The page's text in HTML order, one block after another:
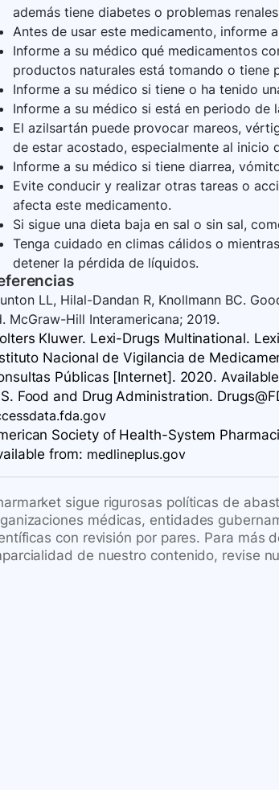
además tiene diabetes o problemas
Antes de usar este medicamento, informe
Informe a su médico qué medicamentos
productos naturales está tomando o tiene
Informe a su médico si tiene o ha tenido
Informe a su médico si está en periodo de
El azilsartán puede provocar mareos,
de estar acostado, especialmente al inicio
Informe a su médico si tiene diarrea,
Evite conducir y realizar otras tareas o
afecta este medicamento.
Si sigue una dieta baja en sal o sin sal,
Tenga cuidado en climas cálidos o
detener la pérdida de líquidos.
LL, Hilal-Dandan R, Knollmann BC.
McGraw-Hill Interamericana; 2019.
Kluwer. Lexi-Drugs Multinational.
Nacional de Vigilancia de
Públicas [Internet]. 2020. Available
Food and Drug Administration.
Society of Health-System
from: medlineplus.gov
sigue rigurosas políticas de
médicas, entidades
con revisión por pares. Para más
de nuestro contenido, revise